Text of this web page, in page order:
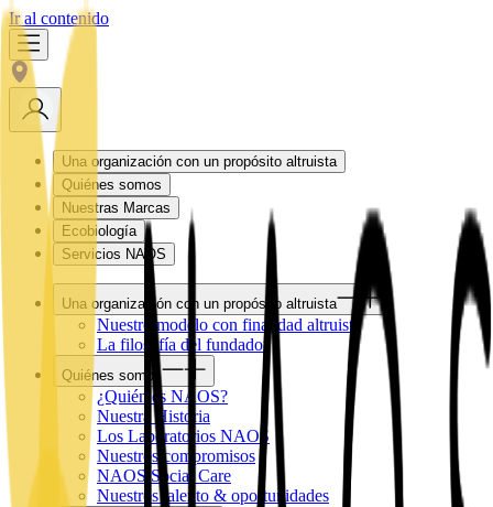
Ir al contenido
Una organización con un propósito altruista
Quiénes somos
Nuestras Marcas
Ecobiología
Servicios NAOS
Una organización con un propósito altruista
Nuestro modelo con finalidad altruista
La filosofía del fundador
Quiénes somos
¿Quién es NAOS?
Nuestra Historia
Los Laboratorios NAOS
Nuestros compromisos
NAOS Social Care
Nuestros talento & oportunidades